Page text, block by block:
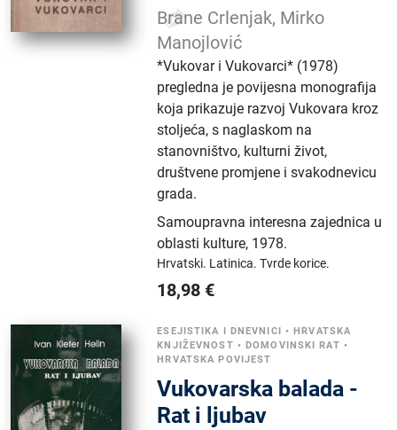
Brane Crlenjak, Mirko
Manojlović
*Vukovar i Vukovarci* (1978)
pregledna je povijesna monografija
koja prikazuje razvoj Vukovara kroz
stoljeća, s naglaskom na
stanovništvo, kulturni život,
društvene promjene i svakodnevicu
grada.
Samoupravna interesna zajednica u
oblasti kulture, 1978.
Hrvatski. Latinica.Tvrde korice.
18,98 €
ESEJISTIKA I DNEVNICI • HRVATSKA
KNJIŽEVNOST • DOMOVINSKI RAT •
HRVATSKA POVIJEST
Vukovarska balada -
Rat i ljubav